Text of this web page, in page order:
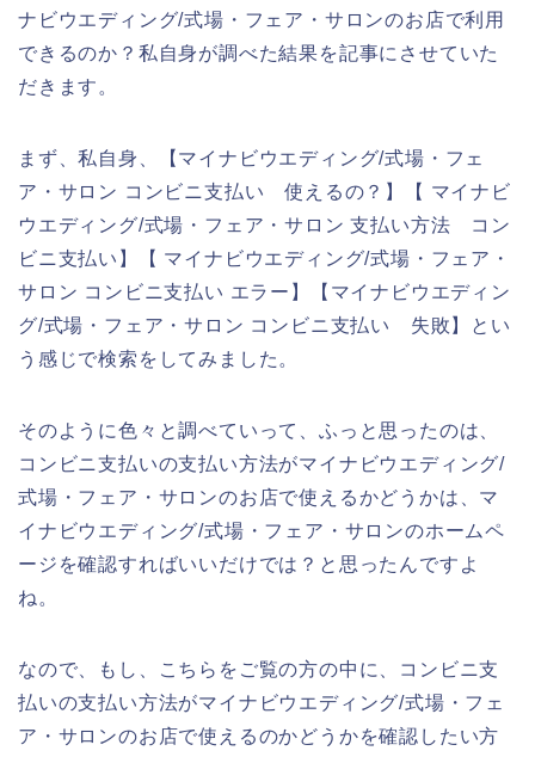
ナビウエディング/式場・フェア・サロンのお店で利用
できるのか？私自身が調べた結果を記事にさせていた
だきます。
まず、私自身、【マイナビウエディング/式場・フェ
ア・サロン コンビニ支払い 使えるの？】【 マイナビ
ウエディング/式場・フェア・サロン 支払い方法 コン
ビニ支払い】【 マイナビウエディング/式場・フェア・
サロン コンビニ支払い エラー】【マイナビウエディン
グ/式場・フェア・サロン コンビニ支払い 失敗】とい
う感じで検索をしてみました。
そのように色々と調べていって、ふっと思ったのは、
コンビニ支払いの支払い方法がマイナビウエディング/
式場・フェア・サロンのお店で使えるかどうかは、マ
イナビウエディング/式場・フェア・サロンのホームペ
ージを確認すればいいだけでは？と思ったんですよ
ね。
なので、もし、こちらをご覧の方の中に、コンビニ支
払いの支払い方法がマイナビウエディング/式場・フェ
ア・サロンのお店で使えるのかどうかを確認したい方